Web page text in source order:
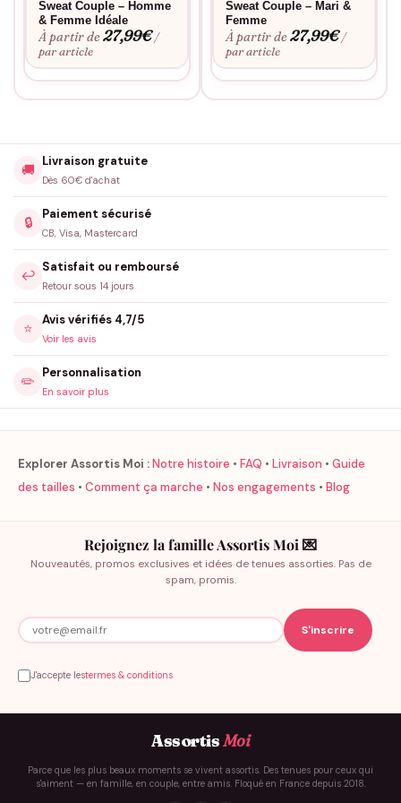
Sweat Couple – Homme
& Femme Idéale
À partir de27,99€ /
par article
Sweat Couple – Mari &
Femme
À partir de27,99€ /
par article
🚚
Livraison gratuite
Dès 60€ d'achat
🔒
Paiement sécurisé
CB, Visa, Mastercard
↩️
Satisfait ou remboursé
Retour sous 14 jours
⭐
Avis vérifiés 4,7/5
Voir les avis
✏️
Personnalisation
En savoir plus
Explorer Assortis Moi :Notre histoire • FAQ • Livraison • Guide
des tailles • Comment ça marche • Nos engagements • Blog
Rejoignez la famille Assortis Moi 💌
Nouveautés, promos exclusives et idées de tenues assorties. Pas de
spam, promis.
J'accepte lestermes & conditions
AssortisMoi
Parce que les plus beaux moments se vivent assortis. Des tenues pour ceux qui
s'aiment — en famille, en couple, entre amis. Floqué en France depuis 2018.